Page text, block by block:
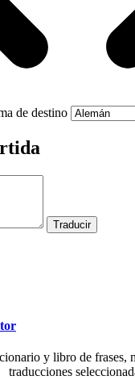
de destino
y libro de frases,
traducciones